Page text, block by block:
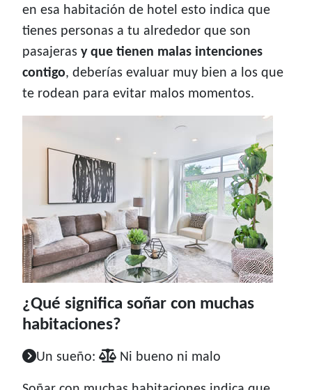
en esa habitación de hotel esto indica que
tienes personas a tu alrededor que son
pasajeras y que tienen malas intenciones
contigo, deberías evaluar muy bien a los que
te rodean para evitar malos momentos.
¿Qué significa soñar con muchas
habitaciones?
Un sueño: Ni bueno ni malo